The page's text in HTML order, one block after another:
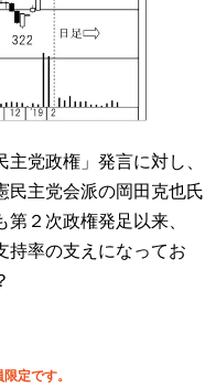
党政権」発言に対し、
民主党会派の岡田克也氏
２次政権発足以来、
持率の支えになってお
定です。